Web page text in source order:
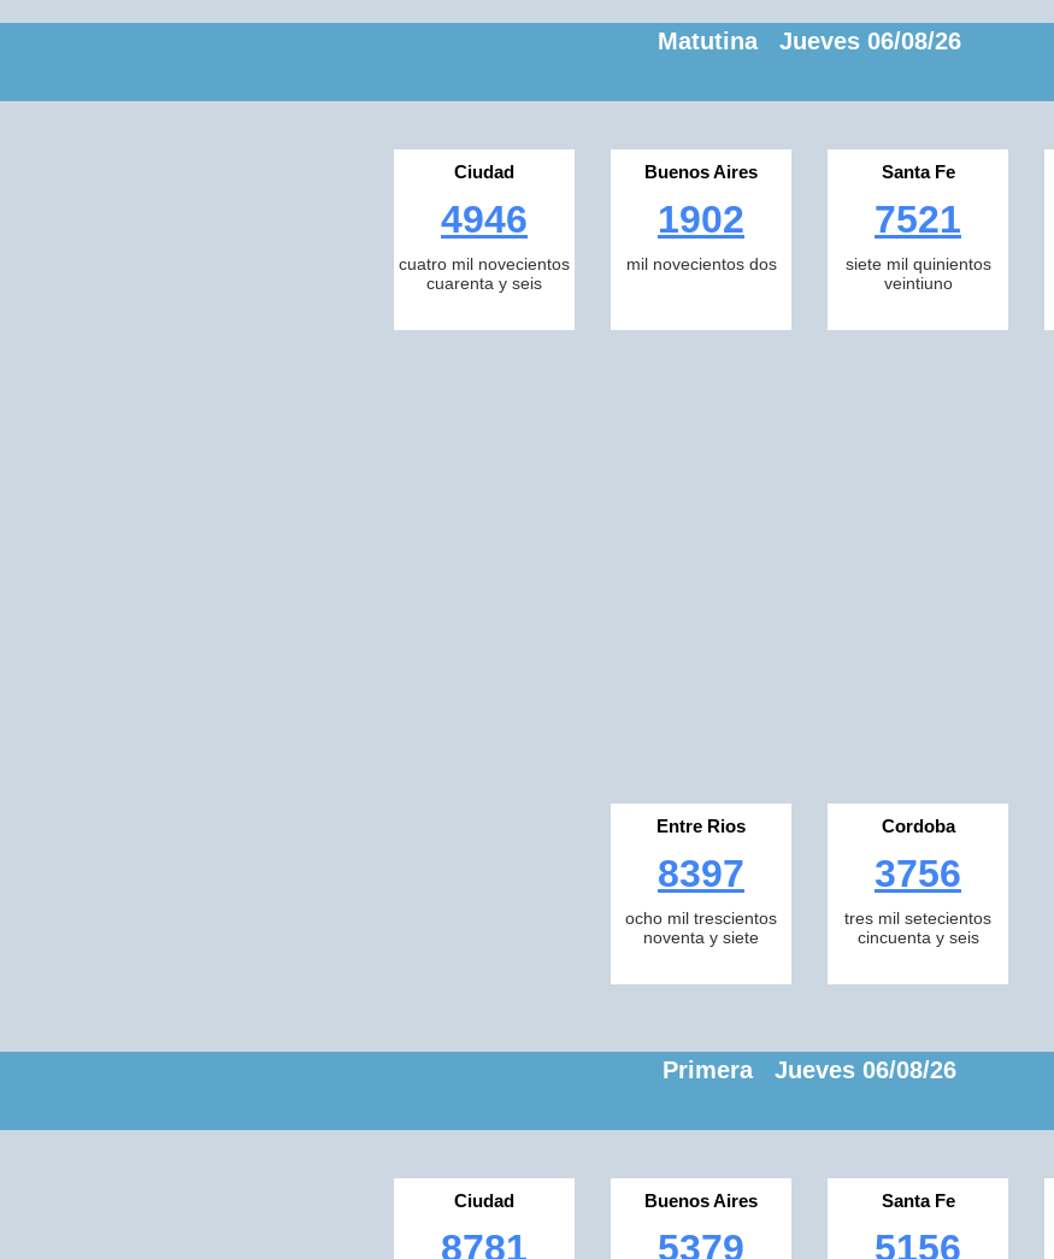
Matutina Jueves 06/08/26
Ciudad
4946
cuatro mil novecientos
cuarenta y seis
Buenos Aires
1902
mil novecientos dos
Santa Fe
7521
siete mil quinientos
veintiuno
Entre Rios
8397
ocho mil trescientos
noventa y siete
Cordoba
3756
tres mil setecientos
cincuenta y seis
Primera Jueves 06/08/26
Ciudad
8781
Buenos Aires
5379
Santa Fe
5156